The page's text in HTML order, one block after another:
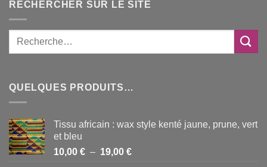
RECHERCHER SUR LE SITE
QUELQUES PRODUITS…
Tissu africain : wax style kenté jaune, prune, vert
et bleu
10,00 € – 19,00 €Plage